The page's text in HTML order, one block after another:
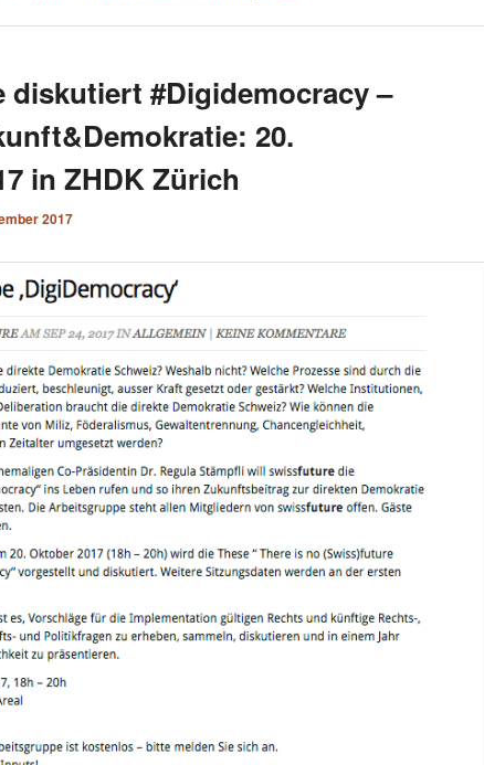
diskutiert #Digidemocracy –
20.
in ZHDK Zürich
2017